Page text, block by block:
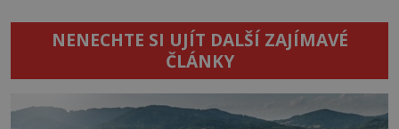
NENECHTE SI UJÍT DALŠÍ ZAJÍMAVÉ
ČLÁNKY